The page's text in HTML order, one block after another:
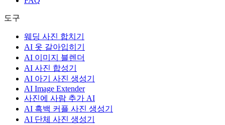
도구
웨딩 사진 합치기
AI 옷 갈아입히기
AI 이미지 블렌더
AI 사진 합성기
AI 아기 사진 생성기
AI Image Extender
사진에 사람 추가 AI
AI 흑백 커플 사진 생성기
AI 단체 사진 생성기